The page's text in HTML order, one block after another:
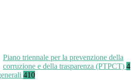
Piano triennale per la prevenzione della
corruzione e della trasparenza (PTPCT) 4
410